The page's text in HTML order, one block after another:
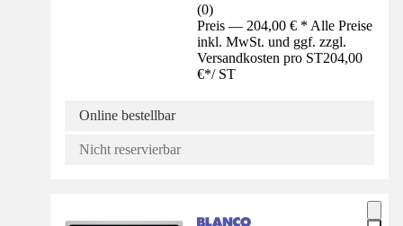
(0)
Preis — 204,00 € * Alle Preise
inkl. MwSt. und ggf. zzgl.
Versandkosten pro ST204,00
€*/ ST
Online bestellbar
Nicht reservierbar